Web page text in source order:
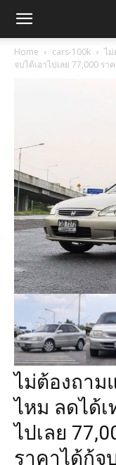
Home cars-100k
ไม่
จบได้เอาไปเลย 77,000 ร
ไม่ต้องถาม
ไหม ลดได้เ
ไปเลย
ราคาได้ก้จ